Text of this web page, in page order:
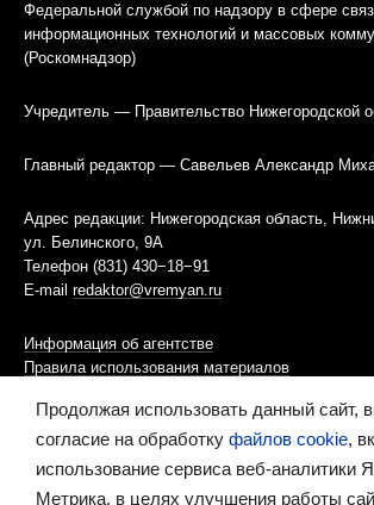
Федеральной службой по надзору в сфере
информационных технологий и массовых
(Роскомнадзор)
Учредитель — Правительство Нижегородской
Главный редактор — Савельев Александр
Адрес редакции: Нижегородская область,
ул. Белинского, 9А
Телефон (831) 430−18−91
E-mail redaktor@vremyan.ru
Информация об агентстве
Правила использования материалов
Информационная политика использования
Ресурс содержит материалы 16+
Продолжая использовать данный сайт,
согласие на обработку файлов cookie,
использование сервиса веб-аналитики
Метрика, в целях улучшения работы